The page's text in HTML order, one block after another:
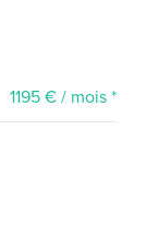
1195 € / mois *